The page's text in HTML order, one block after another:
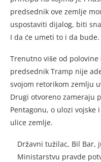
predsednik ove zemlje
uspostaviti dijalog, biti
I da će umeti to i da bude.
Trenutno više od
predsednik Tramp nije
svojom retorikom zemlju
Drugi otvoreno zameraju
Pentagonu, o ulozi vojske
ulice zemlje.
Državni tužilac, Bil Bar,
Ministarstvu pravde